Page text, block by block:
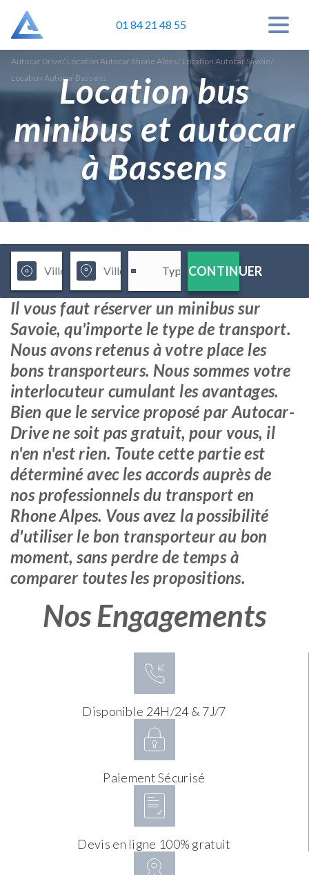
01 84 21 48 55
Autocar Drive/ Location Autocar Rhone Alpes/ Location Autocar Savoie/
Location Autocar BassensLocation bus
minibus et autocar
à Bassens
CONTINUER
Il vous faut réserver un minibus sur
Savoie, qu'importe le type de transport.
Nous avons retenus à votre place les
bons transporteurs. Nous sommes votre
interlocuteur cumulant les avantages.
Bien que le service proposé par Autocar-
Drive ne soit pas gratuit, pour vous, il
n'en n'est rien. Toute cette partie est
déterminé avec les accords auprès de
nos professionnels du transport en
Rhone Alpes. Vous avez la possibilité
d'utiliser le bon transporteur au bon
moment, sans perdre de temps à
comparer toutes les propositions.
Nos Engagements
Disponible 24H/24 & 7J/7
Paiement Sécurisé
Devis en ligne 100% gratuit